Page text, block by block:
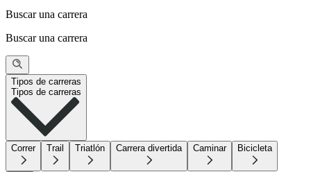
Buscar una carrera
Buscar una carrera
Tipos de carreras
Tipos de carreras
Correr Trail Triatlón Carrera divertida Caminar Bicicleta